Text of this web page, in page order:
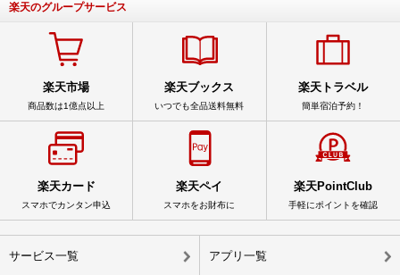
楽天のグループサービス
楽天市場
商品数は1億点以上
楽天ブックス
いつでも全品送料無料
楽天トラベル
簡単宿泊予約！
楽天カード
スマホでカンタン申込
楽天ペイ
スマホをお財布に
楽天PointClub
手軽にポイントを確認
サービス一覧 アプリ一覧